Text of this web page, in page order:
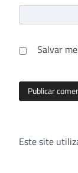
Salvar
Este site